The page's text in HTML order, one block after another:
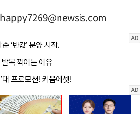
happy7269@newsis.com